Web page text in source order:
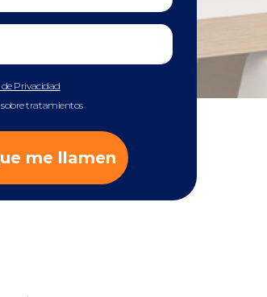
Privacidad
tratamientos
me llamen